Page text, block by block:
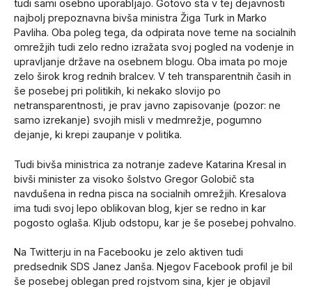
tudi sami osebno uporabljajo. Gotovo sta v tej dejavnosti
najbolj prepoznavna bivša ministra Žiga Turk in Marko
Pavliha. Oba poleg tega, da odpirata nove teme na socialnih
omrežjih tudi zelo redno izražata svoj pogled na vodenje in
upravljanje države na osebnem blogu. Oba imata po moje
zelo širok krog rednih bralcev. V teh transparentnih časih in
še posebej pri politikih, ki nekako slovijo po
netransparentnosti, je prav javno zapisovanje (pozor: ne
samo izrekanje) svojih misli v medmrežje, pogumno
dejanje, ki krepi zaupanje v politika.
Tudi bivša ministrica za notranje zadeve Katarina Kresal in
bivši minister za visoko šolstvo Gregor Golobič sta
navdušena in redna pisca na socialnih omrežjih. Kresalova
ima tudi svoj lepo oblikovan blog, kjer se redno in kar
pogosto oglaša. Kljub odstopu, kar je še posebej pohvalno.
Na Twitterju in na Facebooku je zelo aktiven tudi
predsednik SDS Janez Janša. Njegov Facebook profil je bil
še posebej oblegan pred rojstvom sina, kjer je objavil